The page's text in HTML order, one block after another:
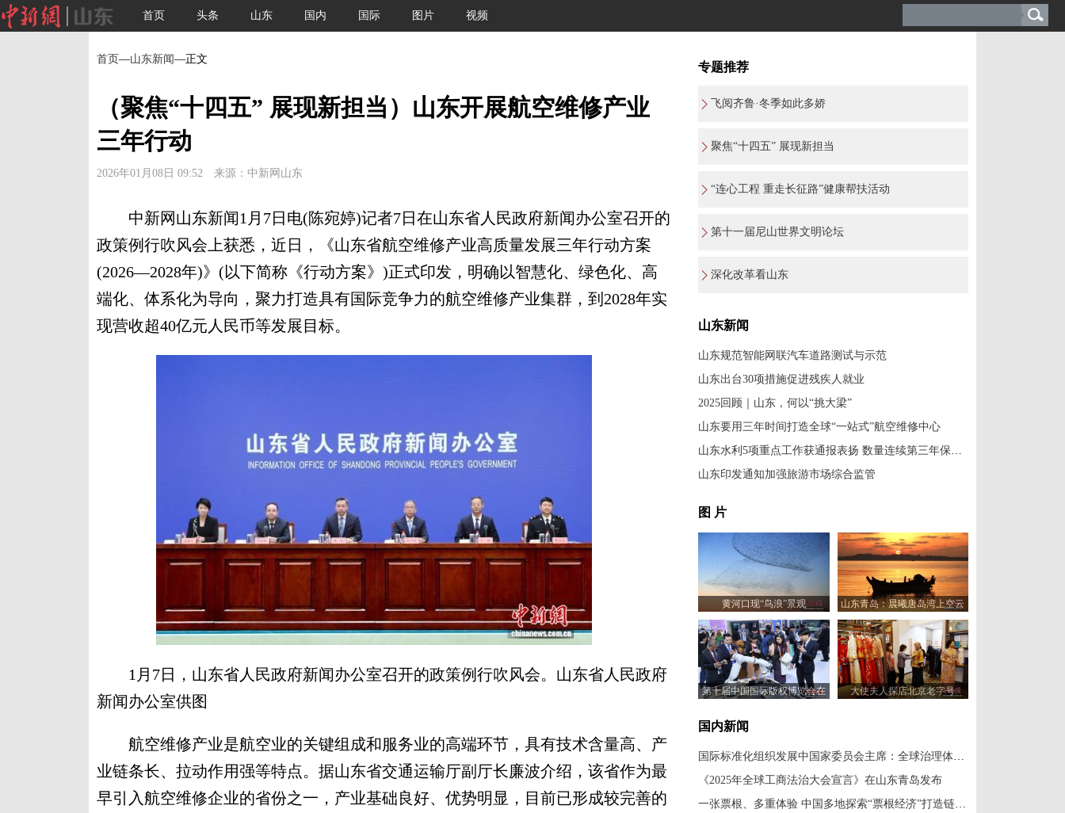
首页 头条 山东 国内 国际 图片 视频
首页—山东新闻—正文
（聚焦“十四五” 展现新担当）山东开展航空维修产业
三年行动
2026年01月08日 09:52 来源：中新网山东
中新网山东新闻1月7日电(陈宛婷)记者7日在山东省人民政府新闻办公室召开的
政策例行吹风会上获悉，近日，《山东省航空维修产业高质量发展三年行动方案
(2026—2028年)》(以下简称《行动方案》)正式印发，明确以智慧化、绿色化、高
端化、体系化为导向，聚力打造具有国际竞争力的航空维修产业集群，到2028年实
现营收超40亿元人民币等发展目标。
1月7日，山东省人民政府新闻办公室召开的政策例行吹风会。山东省人民政府
新闻办公室供图
航空维修产业是航空业的关键组成和服务业的高端环节，具有技术含量高、产
业链条长、拉动作用强等特点。据山东省交通运输厅副厅长廉波介绍，该省作为最
早引入航空维修企业的省份之一，产业基础良好、优势明显，目前已形成较完善的
专题推荐
飞阅齐鲁·冬季如此多娇
聚焦“十四五” 展现新担当
“连心工程 重走长征路”健康帮扶活动
第十一届尼山世界文明论坛
深化改革看山东
山东新闻
山东规范智能网联汽车道路测试与示范
山东出台30项措施促进残疾人就业
2025回顾｜山东，何以“挑大梁”
山东要用三年时间打造全球“一站式”航空维修中心
山东水利5项重点工作获通报表扬 数量连续第三年保持全国前两位
山东印发通知加强旅游市场综合监管
图 片
黄河口现“鸟浪”景观
山东青岛：晨曦唐岛湾上空云
霞变幻 宛如油画
第十届中国国际版权博览会在
大使夫人探店北京老字号
国内新闻
国际标准化组织发展中国家委员会主席：全球治理体系改革应共建共享
《2025年全球工商法治大会宣言》在山东青岛发布
一张票根、多重体验 中国多地探索“票根经济”打造链式消费新场景